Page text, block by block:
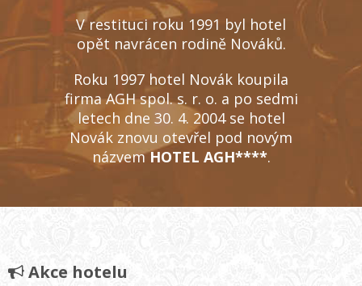
V restituci roku 1991 byl hotel
opět navrácen rodině Nováků.
Roku 1997 hotel Novák koupila
firma AGH spol. s. r. o. a po sedmi
letech dne 30. 4. 2004 se hotel
Novák znovu otevřel pod novým
názvemHOTEL AGH****.
Akce hotelu